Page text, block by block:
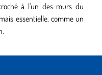
à l’un des murs du
essentielle, comme un